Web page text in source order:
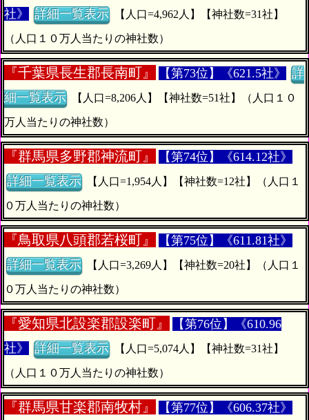
社》
詳細一覧表示
（人口１０万人当たりの神社数）
『千葉県長生郡長南町』 【第73位】《621.5社》
詳
細一覧表示
万人当たりの神社数）
『群馬県多野郡神流町』
【第74位】《614.12社》
詳細一覧表示
０万人当たりの神社数）
『鳥取県八頭郡若桜町』
【第75位】《611.81社》
詳細一覧表示
０万人当たりの神社数）
『愛知県北設楽郡設楽町』
【第76位】《610.96
社》
詳細一覧表示
（人口１０万人当たりの神社数）
『群馬県甘楽郡南牧村』
【第77位】《606.37社》